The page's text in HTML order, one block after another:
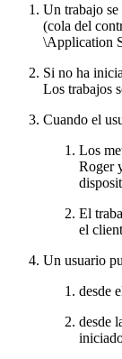
Un trabajo se
(cola del
\Application
Si no ha
Los trabajos
Cuando el
Los
Roger
El
el
Un usuario
desde
desde